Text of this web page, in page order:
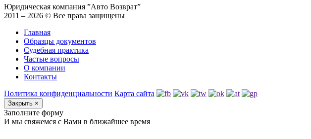
Юридическая компания ”Авто Возврат”
2011 – 2026 © Все права защищены
Главная
Образцы документов
Судебная практика
Частые вопросы
О компании
Контакты
Политика конфиденциальности Карта сайта
Закрыть ×
Заполните форму
И мы свяжемся с Вами в ближайшее время